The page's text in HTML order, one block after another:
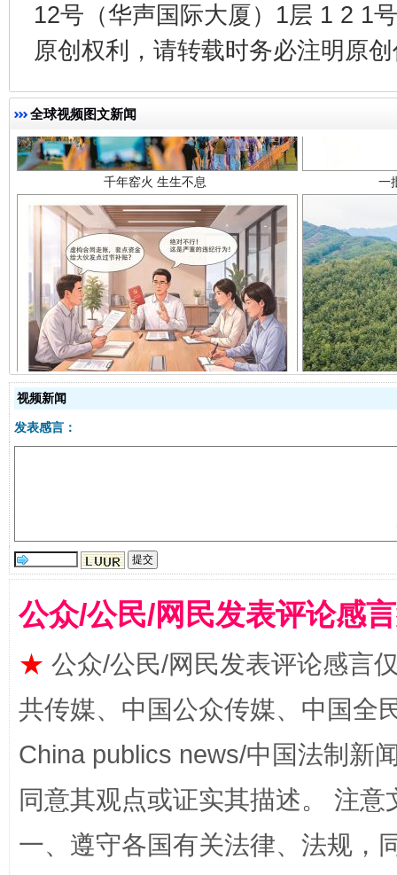
12号（华声国际大厦）1层 1 2 1
原创权利，请转载时务必注明原
全球视频图文新闻
揭开“小金库”的免责幌子
受贿1.44亿！段成刚被判无期 从幼
视频新闻
发表感言：
公众/公民/网民发表评论感
★ 公众/公民/网民发表评论感言
共传媒、中国公众传媒、中国全
China publics news/中国法制新
同意其观点或证实其描述。 注
一、遵守各国有关法律、法规，